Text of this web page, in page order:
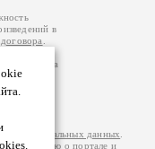
в
авторам
возможна
за
на
персональных данных
информацию о портале и